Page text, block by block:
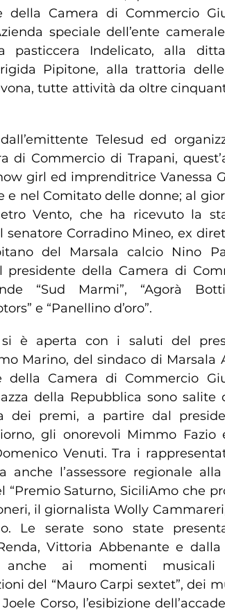
Camera di Commercio
speciale dell’ente
pasticcera Indelicato, alla
Pipitone, alla trattoria
tutte attività da oltre
Telesud ed
di Commercio di Trapani,
girl ed imprenditrice Vanessa
e nel Comitato delle donne; al
Vento, che ha ricevuto la
Corradino Mineo, ex
del Marsala calcio Nino
presidente della Camera di
“Sud Marmi”, “Agorà
e “Panellino d’oro”.
è aperta con i saluti del
Marino, del sindaco di Marsala
della Camera di Commercio
della Repubblica sono salite
dei premi, a partire dal
gli onorevoli Mimmo Fazio
Venuti. Tra i
anche l’assessore regionale
“Premio Saturno, SiciliAmo che
il giornalista Wolly
Le serate sono state
Vittoria Abbenante e dalla
anche ai momenti
del “Mauro Carpi sextet”, dei
Corso, l’esibizione